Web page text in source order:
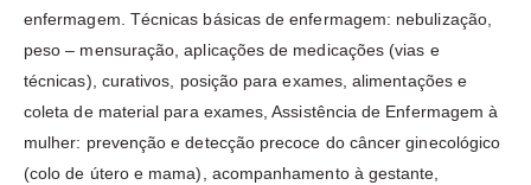
enfermagem. Técnicas básicas de enfermagem: nebulização,
peso – mensuração, aplicações de medicações (vias e
técnicas), curativos, posição para exames, alimentações e
coleta de material para exames, Assistência de Enfermagem à
mulher: prevenção e detecção precoce do câncer ginecológico
(colo de útero e mama), acompanhamento à gestante,